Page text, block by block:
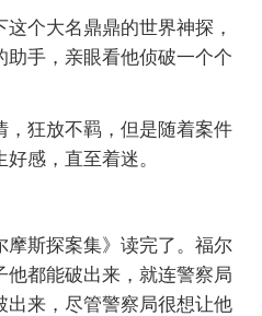
个大名鼎鼎的世界神探，
手，亲眼看他侦破一个个
，狂放不羁，但是随着案件
感，直至着迷。
摩斯探案集》读完了。福尔
他都能破出来，就连警察局
出来，尽管警察局很想让他